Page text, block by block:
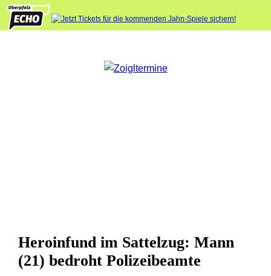
Heroinfund im Sattelzug: Mann
(21) bedroht Polizeibeamte